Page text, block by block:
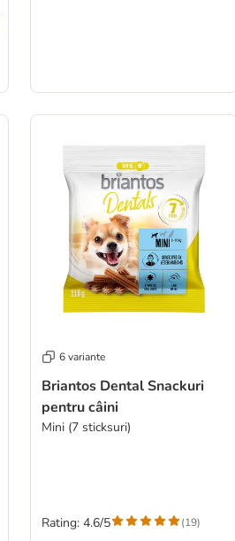
6 variante
Briantos Dental Snackuri
pentru câini
Mini (7 sticksuri)
Rating: 4.6/5 (19)